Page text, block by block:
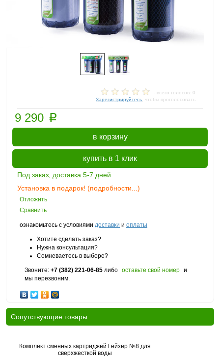
- всего голосов: 0
Зарегистрируйтесь , чтобы проголосовать
9 290 p
в корзину
купить в 1 клик
Под заказ, доставка 5-7 дней
Установка в подарок! (подробности...)
Отложить
Сравнить
ознакомьтесь с условиями доставки и оплаты
Хотите сделать заказ?
Нужна консультация?
Сомневаетесь в выборе?
Звоните: +7 (382) 221-06-85 либо оставьте свой номер и
мы перезвоним.
Cопутствующие товары
Комплект сменных картриджей Гейзер №8 для
сверхжесткой воды